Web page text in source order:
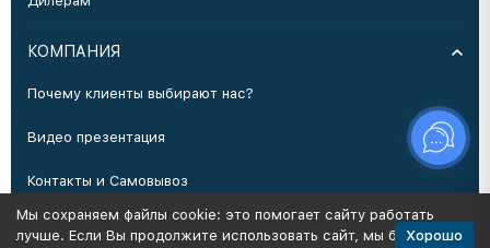
КОМПАНИЯ
Почему клиенты выбирают нас?
Видео презентация
Контакты и Самовывоз
Производство
Мы сохраняем файлы cookie: это помогает сайту работать
лучше. Если Вы продолжите использовать сайт, мы будемХорошо